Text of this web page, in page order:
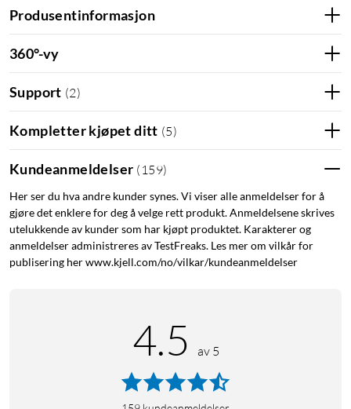
Produsentinformasjon
360°-vy
Support (2)
Kompletter kjøpet ditt (5)
Kundeanmeldelser ( 159)
Her ser du hva andre kunder synes. Vi viser alle anmeldelser for å
gjøre det enklere for deg å velge rett produkt. Anmeldelsene skrives
utelukkende av kunder som har kjøpt produktet. Karakterer og
anmeldelser administreres av TestFreaks. Les mer om vilkår for
publisering her www.kjell.com/no/vilkar/kundeanmeldelser
4.5 av 5